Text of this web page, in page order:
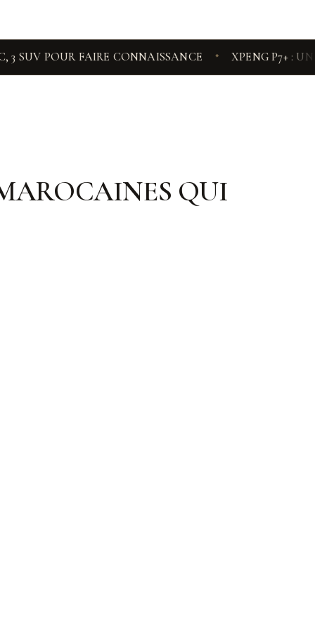
FAIRE CONNAISSANCE ◆ XPENG P7+ : UNE
QUI